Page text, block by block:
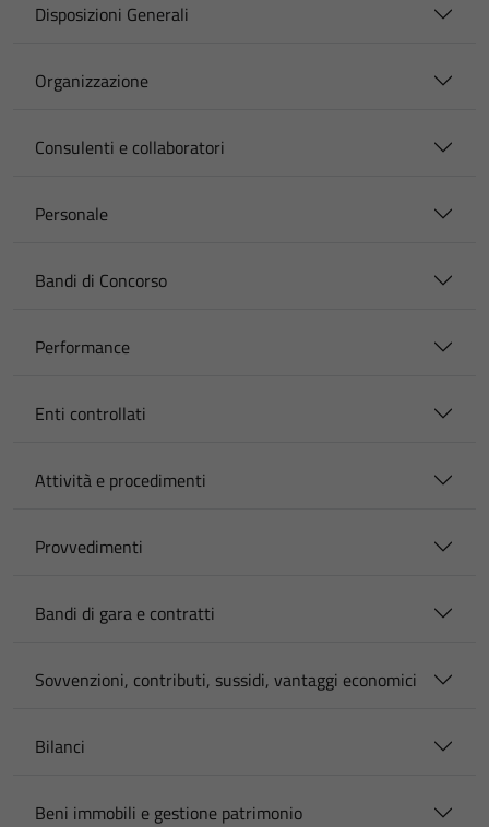
Disposizioni Generali
Organizzazione
Consulenti e collaboratori
Personale
Bandi di Concorso
Performance
Enti controllati
Attività e procedimenti
Provvedimenti
Bandi di gara e contratti
Sovvenzioni, contributi, sussidi, vantaggi economici
Bilanci
Beni immobili e gestione patrimonio